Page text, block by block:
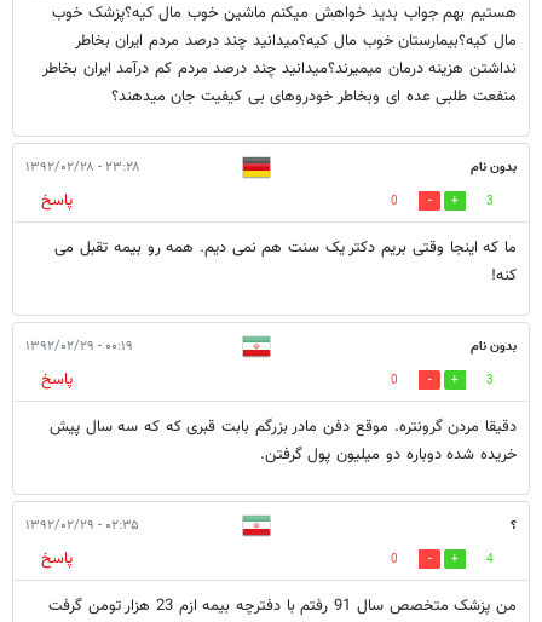
هستیم بهم جواب بدید خواهش میکنم ماشین خوب مال کیه؟پزشک خوب
مال کیه؟بیمارستان خوب مال کیه؟میدانید چند درصد مردم ایران بخاطر
نداشتن هزینه درمان میمیرند؟میدانید چند درصد مردم کم درآمد ایران بخاطر
منفعت طلبی عده ای وبخاطر خودروهای بی کیفیت جان میدهند؟
بدون نام ۲۳:۲۸ - ۱۳۹۲/۰۲/۲۸
3
0
پاسخ
ما که اینجا وقتی بریم دکتر یک سنت هم نمی دیم. همه رو بیمه تقبل می
کنه!
بدون نام ۰۰:۱۹ - ۱۳۹۲/۰۲/۲۹
3
0
پاسخ
دقیقا مردن گرونتره. موقع دفن مادر بزرگم بابت قبری که که سه سال پیش
خریده شده دوباره دو میلیون پول گرفتن.
؟ ۰۲:۳۵ - ۱۳۹۲/۰۲/۲۹
4
0
پاسخ
من پزشک متخصص سال 91 رفتم با دفترچه بیمه ازم 23 هزار تومن گرفت